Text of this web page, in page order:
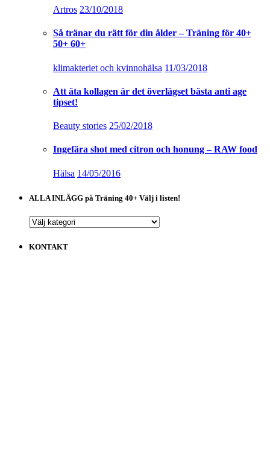
Artros 23/10/2018
Så tränar du rätt för din ålder – Träning för 40+
50+ 60+
klimakteriet och kvinnohälsa 11/03/2018
Att äta kollagen är det överlägset bästa anti age
tipset!
Beauty stories 25/02/2018
Ingefära shot med citron och honung – RAW food
Hälsa 14/05/2016
ALLA INLÄGG på Träning 40+ Välj i listen!
ALLA
på
KONTAKT